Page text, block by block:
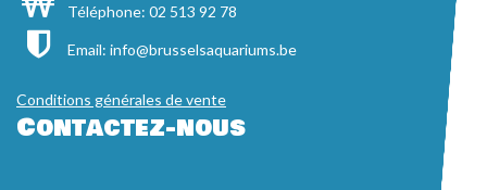
Téléphone: 02 513 92 78
Email: info@brusselsaquariums.be
Conditions générales de vente
Contactez-nous